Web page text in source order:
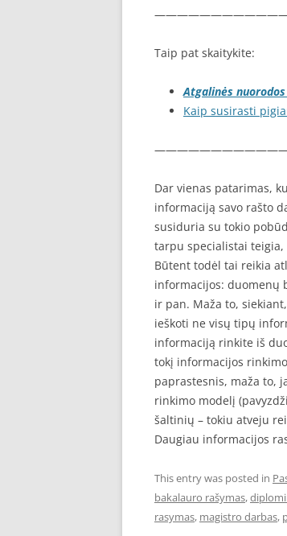
Taip pat skaitykite:
Atgalinės
Kaip susirasti
Dar vienas patarimas,
informaciją savo rašto
susiduria su tokio
tarpu specialistai teigia,
Būtent todėl tai reikia
informacijos: duomenų
ir pan. Maža to,
ieškoti ne visų tipų
informaciją rinkite iš
tokį informacijos
paprastesnis, maža to,
rinkimo modelį
šaltinių – tokiu atveju
Daugiau informacijos
This entry was posted in
bakalauro rašymas,
rasymas, magistro darbas,